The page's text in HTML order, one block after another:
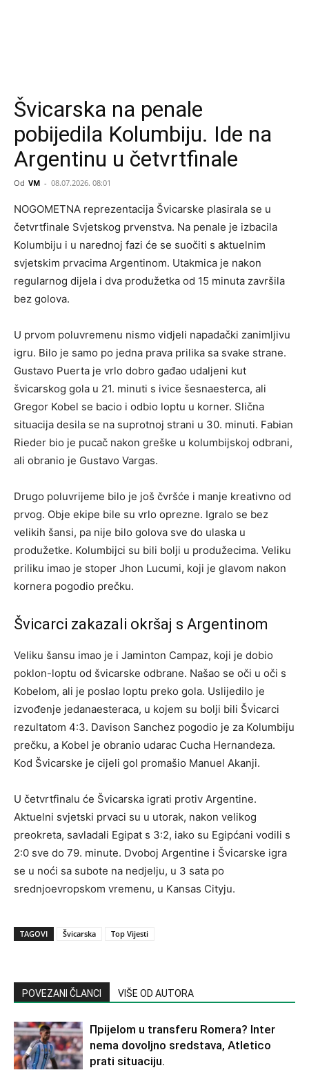
Švicarska na penale
pobijedila Kolumbiju. Ide na
Argentinu u četvrtfinale
Od VM - 08.07.2026. 08:01
NOGOMETNA reprezentacija Švicarske plasirala se u
četvrtfinale Svjetskog prvenstva. Na penale je izbacila
Kolumbiju i u narednoj fazi će se suočiti s aktuelnim
svjetskim prvacima Argentinom. Utakmica je nakon
regularnog dijela i dva produžetka od 15 minuta završila
bez golova.
U prvom poluvremenu nismo vidjeli napadački zanimljivu
igru. Bilo je samo po jedna prava prilika sa svake strane.
Gustavo Puerta je vrlo dobro gađao udaljeni kut
švicarskog gola u 21. minuti s ivice šesnaesterca, ali
Gregor Kobel se bacio i odbio loptu u korner. Slična
situacija desila se na suprotnoj strani u 30. minuti. Fabian
Rieder bio je pucač nakon greške u kolumbijskoj odbrani,
ali obranio je Gustavo Vargas.
Drugo poluvrijeme bilo je još čvršće i manje kreativno od
prvog. Obje ekipe bile su vrlo oprezne. Igralo se bez
velikih šansi, pa nije bilo golova sve do ulaska u
produžetke. Kolumbijci su bili bolji u produžecima. Veliku
priliku imao je stoper Jhon Lucumi, koji je glavom nakon
kornera pogodio prečku.
Švicarci zakazali okršaj s Argentinom
Veliku šansu imao je i Jaminton Campaz, koji je dobio
poklon-loptu od švicarske odbrane. Našao se oči u oči s
Kobelom, ali je poslao loptu preko gola. Uslijedilo je
izvođenje jedanaesteraca, u kojem su bolji bili Švicarci
rezultatom 4:3. Davison Sanchez pogodio je za Kolumbiju
prečku, a Kobel je obranio udarac Cucha Hernandeza.
Kod Švicarske je cijeli gol promašio Manuel Akanji.
U četvrtfinalu će Švicarska igrati protiv Argentine.
Aktuelni svjetski prvaci su u utorak, nakon velikog
preokreta, savladali Egipat s 3:2, iako su Egipćani vodili s
2:0 sve do 79. minute. Dvoboj Argentine i Švicarske igra
se u noći sa subote na nedjelju, u 3 sata po
srednjoevropskom vremenu, u Kansas Cityju.
TAGOVI Švicarska Top Vijesti
POVEZANI ČLANCI VIŠE OD AUTORA
Прijelom u transferu Romera? Inter
nema dovoljno sredstava, Atletico
prati situaciju.